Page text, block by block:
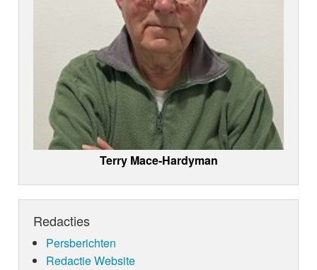
Terry Mace-Hardyman
Redacties
Persberichten
Redactie Website